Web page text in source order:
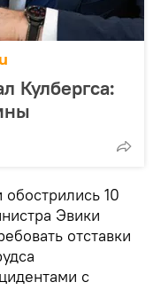
Кулбергса:
10
Эвики
отставки
с